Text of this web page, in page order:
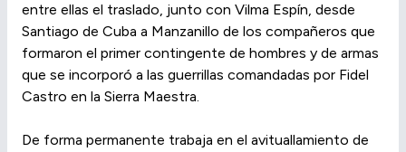
entre ellas el traslado, junto con Vilma Espín, desde
Santiago de Cuba a Manzanillo de los compañeros que
formaron el primer contingente de hombres y de armas
que se incorporó a las guerrillas comandadas por Fidel
Castro en la Sierra Maestra.
De forma permanente trabaja en el avituallamiento de